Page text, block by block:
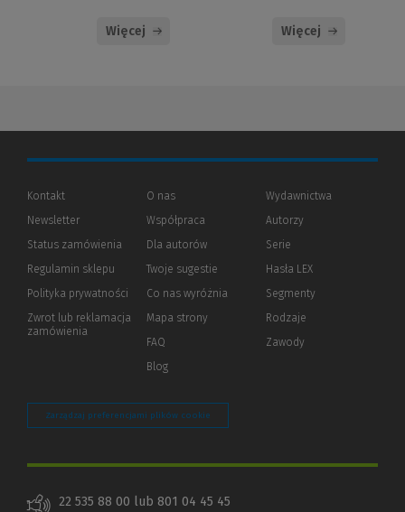
Więcej Więcej
Kontakt
Newsletter
Status zamówienia
Regulamin sklepu
Polityka prywatności (Nowe
(Link
innej
Zwrot lub reklamacja
zamówienia
O nas
Współpraca
Dla autorów(Nowe
(Link
innej
strony)
Twoje sugestie
Co nas wyróżnia
Mapa strony
FAQ
Blog
Wydawnictwa
Autorzy
Serie
Hasła LEX
Segmenty
Rodzaje
Zawody
Zarządzaj preferencjami plików cookie
22 535 88 00 lub 801 04 45 45